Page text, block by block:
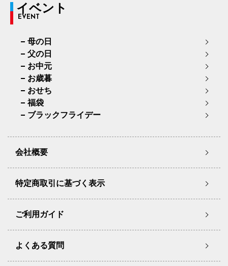
イベント
EVENT
母の日
父の日
お中元
お歳暮
おせち
福袋
ブラックフライデー
会社概要
特定商取引に基づく表示
ご利用ガイド
よくある質問